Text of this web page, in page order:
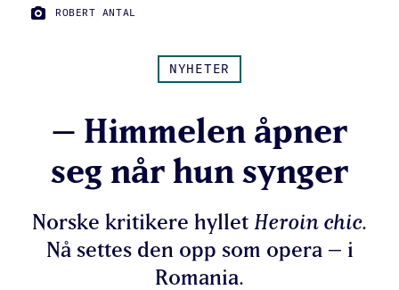
FOTO:
ROBERT ANTAL
NYHETER
– Himmelen åpner
seg når hun synger
Norske kritikere hyllet Heroin chic.
Nå settes den opp som opera – i
Romania.